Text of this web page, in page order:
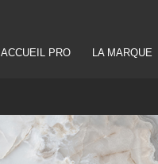
ACCUEIL PRO LA MARQUE